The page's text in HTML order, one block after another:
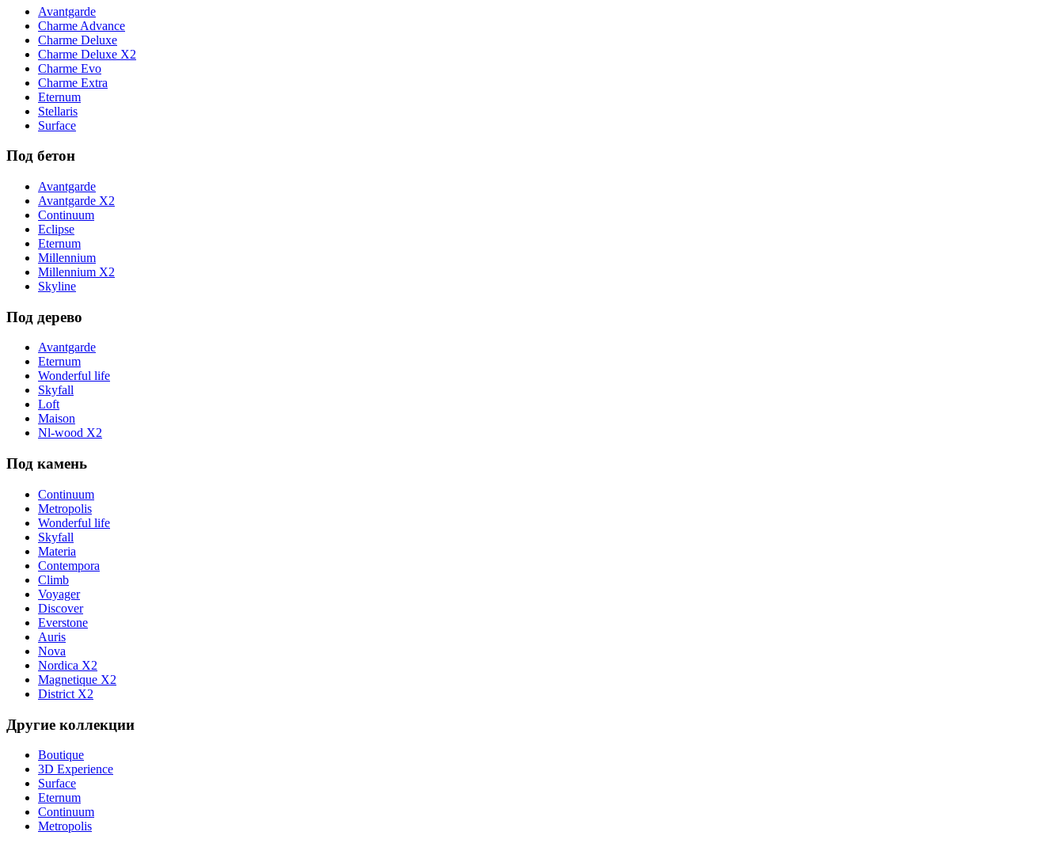
Avantgarde
Charme Advance
Charme Deluxe
Charme Deluxe X2
Charme Evo
Charme Extra
Eternum
Stellaris
Surface
Под бетон
Avantgarde
Avantgarde X2
Continuum
Eclipse
Eternum
Millennium
Millennium X2
Skyline
Под дерево
Avantgarde
Eternum
Wonderful life
Skyfall
Loft
Maison
Nl-wood X2
Под камень
Continuum
Metropolis
Wonderful life
Skyfall
Materia
Contempora
Climb
Voyager
Discover
Everstone
Auris
Nova
Nordica X2
Magnetique X2
District X2
Другие коллекции
Boutique
3D Experience
Surface
Eternum
Continuum
Metropolis